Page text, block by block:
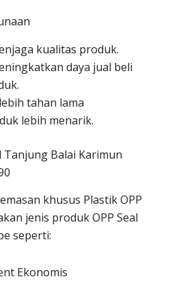
kualitas produk.
daya jual beli
tahan lama
lebih menarik.
Tanjung Balai Karimun
khusus Plastik OPP
jenis produk OPP Seal
seperti:
Ekonomis